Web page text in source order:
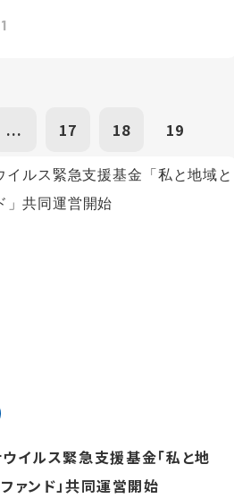
... 17 18 19
イルス緊急支援基金「私と地
ァンド」共同運営開始